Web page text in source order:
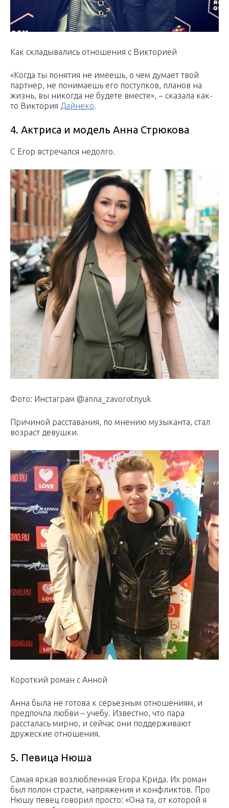
Как складывались отношения с Викторией
«Когда ты понятия не имеешь, о чем думает твой
партнер, не понимаешь его поступков, планов на
жизнь, вы никогда не будете вместе», − сказала как-
то Виктория Дайнеко.
4. Актриса и модель Анна Стрюкова
С Егор встречался недолго.
Фото: Инстаграм @anna_zavorotnyuk
Причиной расставания, по мнению музыканта, стал
возраст девушки.
Короткий роман с Анной
Анна была не готова к серьезным отношениям, и
предпочла любви – учебу. Известно, что пара
рассталась мирно, и сейчас они поддерживают
дружеские отношения.
5. Певица Нюша
Самая яркая возлюбленная Егора Крида. Их роман
был полон страсти, напряжения и конфликтов. Про
Нюшу певец говорил просто: «Она та, от которой я